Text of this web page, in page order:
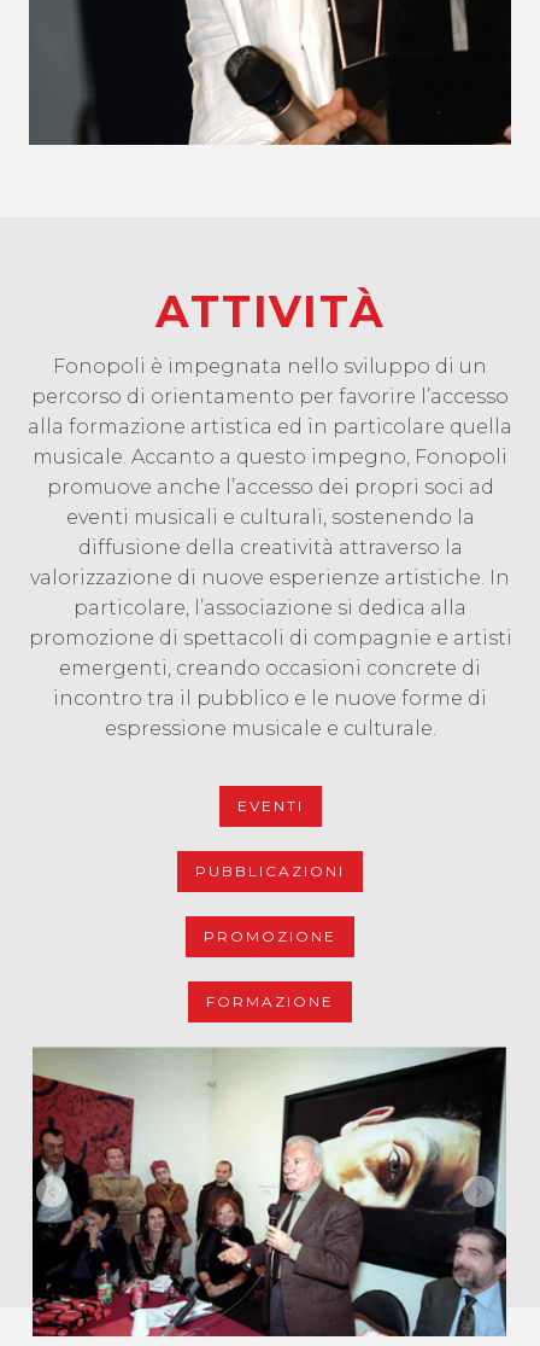
ATTIVITÀ
Fonopoli è impegnata nello sviluppo di un
percorso di orientamento per favorire l’accesso
alla formazione artistica ed in particolare quella
musicale. Accanto a questo impegno, Fonopoli
promuove anche l’accesso dei propri soci ad
eventi musicali e culturali, sostenendo la
diffusione della creatività attraverso la
valorizzazione di nuove esperienze artistiche. In
particolare, l’associazione si dedica alla
promozione di spettacoli di compagnie e artisti
emergenti, creando occasioni concrete di
incontro tra il pubblico e le nuove forme di
espressione musicale e culturale.
EVENTI
PUBBLICAZIONI
PROMOZIONE
FORMAZIONE